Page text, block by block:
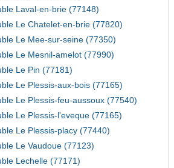
Laval-en-brie (77148)
Le Chatelet-en-brie (77820)
Le Mee-sur-seine (77350)
Le Mesnil-amelot (77990)
Le Pin (77181)
Le Plessis-aux-bois (77165)
Le Plessis-feu-aussoux (77540)
Le Plessis-l'eveque (77165)
Le Plessis-placy (77440)
Le Vaudoue (77123)
Lechelle (77171)